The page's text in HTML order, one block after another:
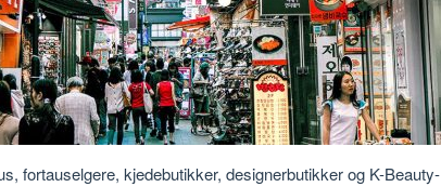
fortauselgere, kjedebutikker, designerbutikker og K-Beauty-